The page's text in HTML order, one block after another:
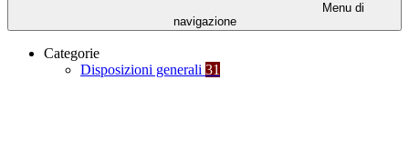
Menu di
navigazione
Categorie
Disposizioni generali 31